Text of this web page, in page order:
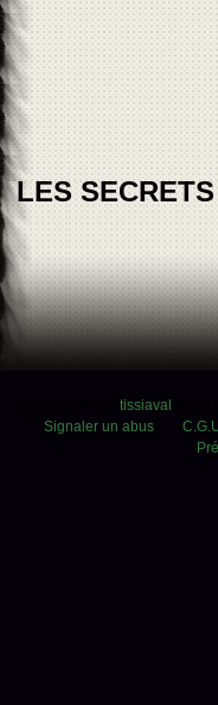
LES
tissiaval
Signaler un abus